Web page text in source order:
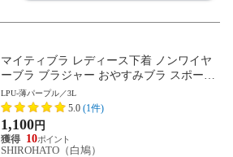
マイティブラ レディース下着 ノンワイヤ
ーブラ ブラジャー おやすみブラ スポーツ
ブラ ワイヤレスブラ ナイトブラ
LPU-薄パープル／3L
5.0 (1件)
1,100円
10
SHIROHATO（白鳩）